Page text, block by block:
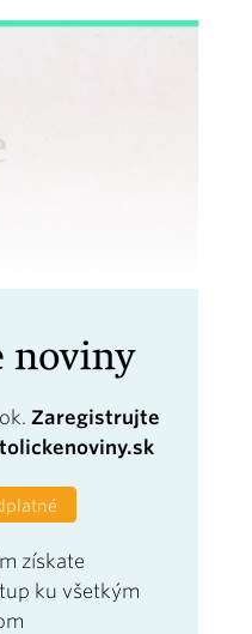
Zaregistrujte
získate
ku všetkým